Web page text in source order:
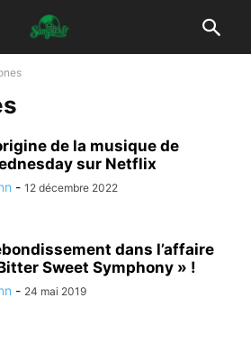
de la musique de
sur Netflix
- 12 décembre 2022
dans l’affaire
Sweet Symphony » !
- 24 mai 2019